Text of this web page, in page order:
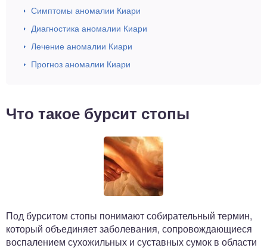
Симптомы аномалии Киари
Диагностика аномалии Киари
Лечение аномалии Киари
Прогноз аномалии Киари
Что такое бурсит стопы
Под бурситом стопы понимают собирательный термин,
который объединяет заболевания, сопровождающиеся
воспалением сухожильных и суставных сумок в области